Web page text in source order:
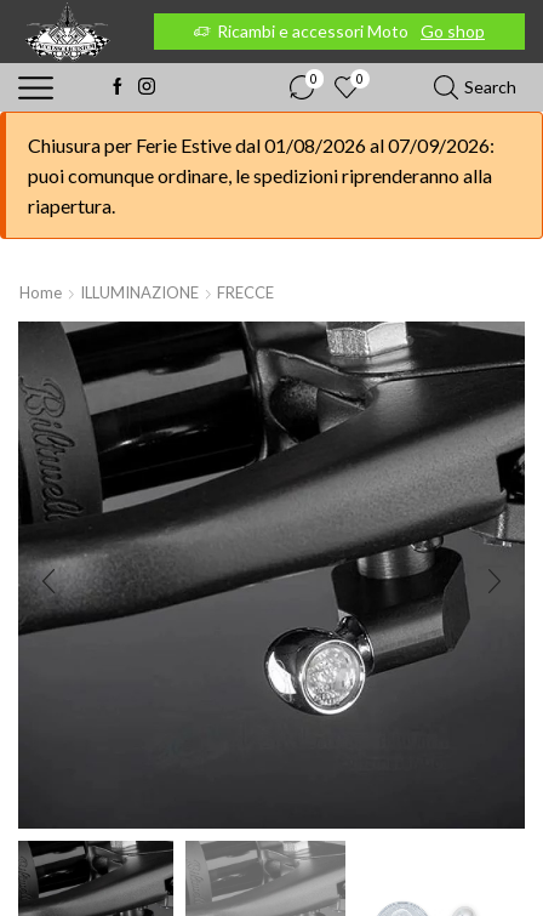
Go shop Ricambi e accessori Moto Go shop
0 0 Search
Chiusura per Ferie Estive dal 01/08/2026 al 07/09/2026:
puoi comunque ordinare, le spedizioni riprenderanno alla
riapertura.
Home ILLUMINAZIONE FRECCE